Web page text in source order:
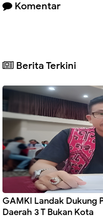
Komentar
Berita Terkini
GAMKI Landak Dukung
Daerah 3 T Bukan Kota